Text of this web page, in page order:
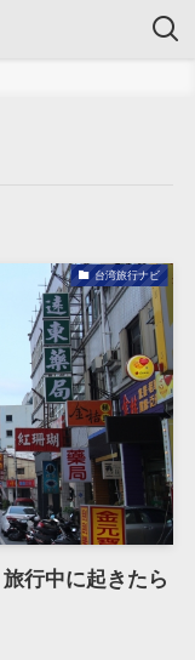
台湾旅行ナビ
行中に起きたら